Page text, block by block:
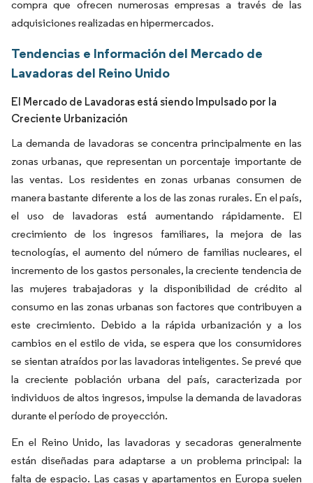
compra que ofrecen numerosas empresas a través de las
adquisiciones realizadas en hipermercados.
Tendencias e Información del Mercado de
Lavadoras del Reino Unido
El Mercado de Lavadoras está siendo Impulsado por la
Creciente Urbanización
La demanda de lavadoras se concentra principalmente en las
zonas urbanas, que representan un porcentaje importante de
las ventas. Los residentes en zonas urbanas consumen de
manera bastante diferente a los de las zonas rurales. En el país,
el uso de lavadoras está aumentando rápidamente. El
crecimiento de los ingresos familiares, la mejora de las
tecnologías, el aumento del número de familias nucleares, el
incremento de los gastos personales, la creciente tendencia de
las mujeres trabajadoras y la disponibilidad de crédito al
consumo en las zonas urbanas son factores que contribuyen a
este crecimiento. Debido a la rápida urbanización y a los
cambios en el estilo de vida, se espera que los consumidores
se sientan atraídos por las lavadoras inteligentes. Se prevé que
la creciente población urbana del país, caracterizada por
individuos de altos ingresos, impulse la demanda de lavadoras
durante el período de proyección.
En el Reino Unido, las lavadoras y secadoras generalmente
están diseñadas para adaptarse a un problema principal: la
falta de espacio. Las casas y apartamentos en Europa suelen